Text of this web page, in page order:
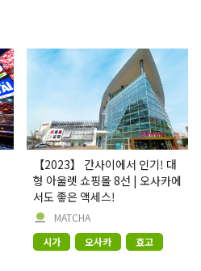
【2023】 간사이에서 인기! 대
형 아울렛 쇼핑몰 8선 | 오사카에
서도 좋은 액세스!
MATCHA
시가
오사카 효고